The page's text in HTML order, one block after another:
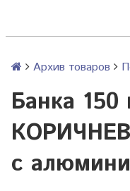
Архив товаров
Банка
с